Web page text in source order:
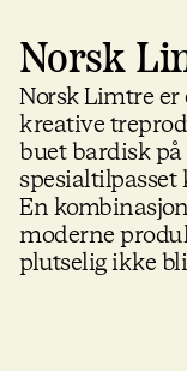
Norsk
Norsk Limtre
kreative
buet bardisk
En
moderne
plutselig ikke